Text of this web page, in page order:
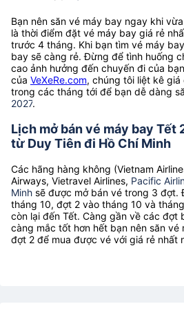
Bạn nên săn vé máy bay ngay khi
là thời điểm đặt vé máy bay giá rẻ
trước 4 tháng. Khi bạn tìm vé máy
bay sẽ càng rẻ. Đừng để tình huống
cao ảnh hưởng đến chuyến đi của
của VeXeRe.com, chúng tôi liệt kê
trong các tháng tới để bạn dễ dàng
2027.
Lịch mở bán vé máy bay Tết
từ Duy Tiên đi Hồ Chí Minh
Các hãng hàng không (Vietnam
Airways, Vietravel Airlines, Pacific
Minh sẽ được mở bán vé trong 3 đợt.
tháng 10, đợt 2 vào tháng 10 và
còn lại đến Tết. Càng gần về các đợt
càng mắc tốt hơn hết bạn nên săn
đợt 2 để mua được vé với giá rẻ nhất